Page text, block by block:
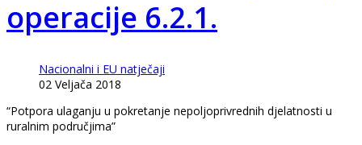
operacije 6.2.1.
Nacionalni i EU natječaji
02 Veljača 2018
“Potpora ulaganju u pokretanje nepoljoprivrednih djelatnosti u
ruralnim područjima”